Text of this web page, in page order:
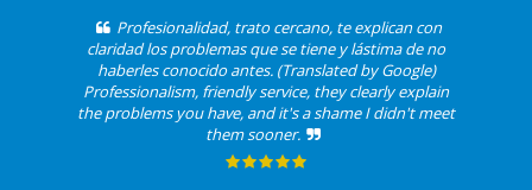
Profesionalidad, trato cercano, te explican con
claridad los problemas que se tiene y lástima de no
haberles conocido antes. (Translated by Google)
Professionalism, friendly service, they clearly explain
the problems you have, and it's a shame I didn't meet
them sooner.